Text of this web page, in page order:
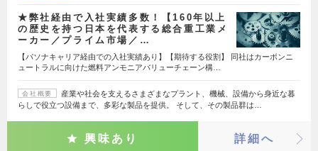
★弊社経由で入社実績多数！【160年以上
の歴史を持つ日本を代表する総合重工業メ
ーカー／プライム市場／…
【パソナキャリア経由での入社実績あり】【期待する役割】 同社はカーボンニ
ュートラルに向けた燃料アンモニアバリューチェーン構…
会社概要
産業や社会を支えるさまざまなプラント、機械、設備から身近な暮
らしで役立つ設備まで、多彩な製品を提供。 そして、その製品群は…
興味あり 詳細へ